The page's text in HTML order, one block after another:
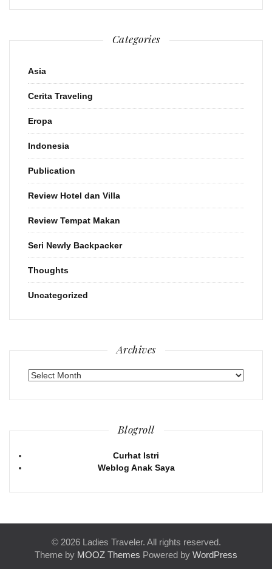
Categories
Asia
Cerita Traveling
Eropa
Indonesia
Publication
Review Hotel dan Villa
Review Tempat Makan
Seri Newly Backpacker
Thoughts
Uncategorized
Archives
Archives
Blogroll
Curhat Istri
Weblog Anak Saya
© 2026 Ladies Traveler. All rights reserved.
Theme by MOOZ Themes Powered by WordPress